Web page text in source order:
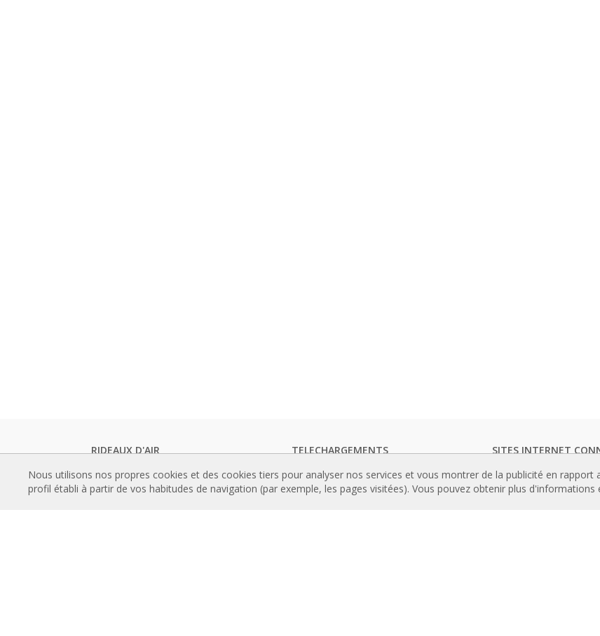
RIDEAUX D'AIR
Rideaux d'air standards
Rideaux d'air encastré
Rideaux d'air designs, sur mesure et
TELECHARGEMENTS
Catalogues de rideaux d'air
Documentation technique
Certificats de qualité
SITES INTERNET
Rideaux d’air
Actuadores
Cortinas de aire
Nous utilisons nos propres cookies et des cookies tiers pour analyser nos services et vous montrer de la publicité en rapport
profil établi à partir de vos habitudes de navigation (par exemple, les pages visitées). Vous pouvez obtenir plus